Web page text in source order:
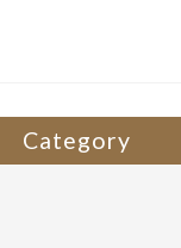
Category